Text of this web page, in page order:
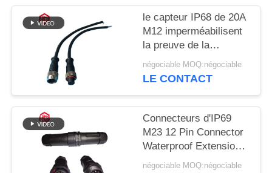
le capteur IP68 de 20A
M12 imperméabilisent
la preuve de la
poussière de
connecteur circulaire
négociable MOQ:négociable
LE CONTACT
Connecteurs d'IP69
M23 12 Pin Connector
Waterproof Extension
Cord
négociable MOQ:négociable